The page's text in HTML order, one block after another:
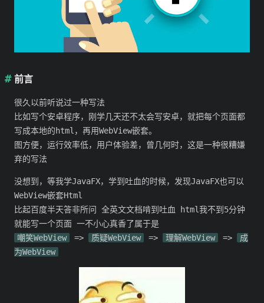
前言
很久以前听说过一种写法
比如写个安卓程序，刚学几天还不太会写安卓，就把每个页面都
写成本地的html，再用WebView嵌套。
图方便，运行效率低，用户体验差，曾几何时，这是一种很糟嫌
弃的写法
没想到，等我学JavaFX，学到吐血的时候，发现JavaFX也可以
WebView嵌套Html
比起百度半天答非所问 全英文文档啃到吐血 html我不到5分钟
就能写一个页面 一不小心真香了属于是
嘲笑WebView
=> 质疑WebView => 理解WebView =>
成
为WebView